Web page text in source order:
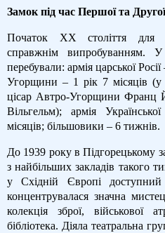
Замок під час Першої та
Початок XX століття для
справжнім випробуванням.
перебували: армія царської
Угорщини – 1 рік 7 місяців
цісар Автро-Угорщини Франц
Вільгельм); армія
місяців; більшовики – 6 тижнів.
До 1939 року в Підгорецькому
з найбільших закладів такого
у Східній Європі
концентрувалася значна
колекція зброї, військової
бібліотека. Діяла театральна